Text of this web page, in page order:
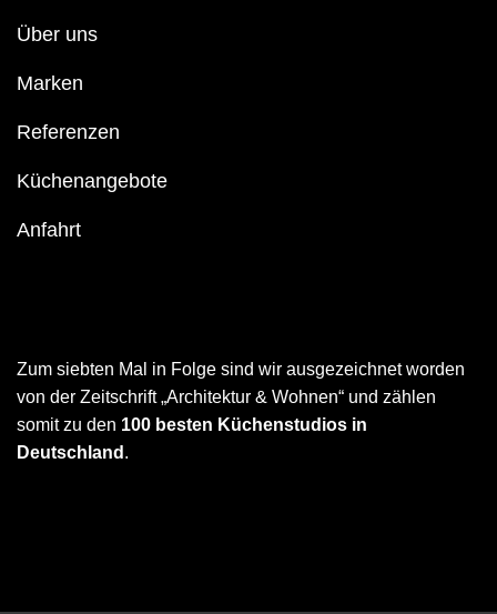
Über uns
Marken
Referenzen
Küchenangebote
Anfahrt
Zum siebten Mal in Folge sind wir ausgezeichnet worden
von der Zeitschrift „Architektur & Wohnen“ und zählen
somit zu den 100 besten Küchenstudios in
Deutschland .